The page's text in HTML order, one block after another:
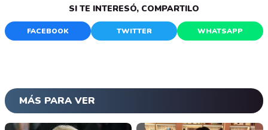
SI TE INTERESÓ, COMPARTILO
FACEBOOK TWITTER WHATSAPP
MÁS PARA VER